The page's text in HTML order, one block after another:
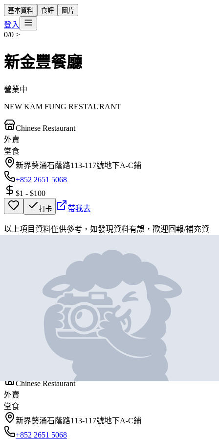
基本資料 食評 圖片
登入
0/0 >
新金豐餐廳
營業中
NEW KAM FUNG RESTAURANT
Chinese Restaurant
外賣
堂食
新界葵涌石蔭路113-117號地下A-C鋪
+852 2651 5068
$1 - $100
打卡 帶我去
以上項目資料僅供參考，如發現資料有誤，歡迎回報/補充資
新金豐餐廳
NEW KAM FUNG RESTAURANT
Chinese Restaurant
外賣
堂食
新界葵涌石蔭路113-117號地下A-C鋪
+852 2651 5068